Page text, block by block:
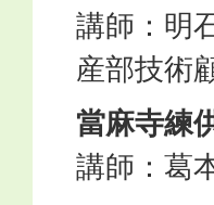
講師：明
産部技術
當麻寺練
講師：葛